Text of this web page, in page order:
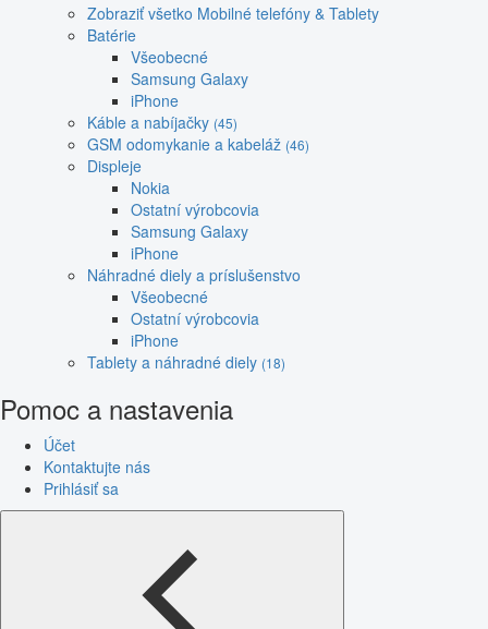
Zobraziť všetko Mobilné telefóny & Tablety
Batérie
Všeobecné
Samsung Galaxy
iPhone
Káble a nabíjačky (45)
GSM odomykanie a kabeláž (46)
Displeje
Nokia
Ostatní výrobcovia
Samsung Galaxy
iPhone
Náhradné diely a príslušenstvo
Všeobecné
Ostatní výrobcovia
iPhone
Tablety a náhradné diely (18)
Pomoc a nastavenia
Účet
Kontaktujte nás
Prihlásiť sa